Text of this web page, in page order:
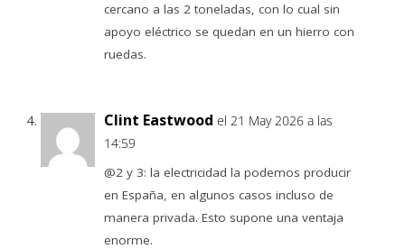
cercano a las 2 toneladas, con lo cual sin
apoyo eléctrico se quedan en un hierro con
ruedas.
Clint Eastwood el 21 May 2026 a las
14:59
@2 y 3: la electricidad la podemos producir
en España, en algunos casos incluso de
manera privada. Esto supone una ventaja
enorme.